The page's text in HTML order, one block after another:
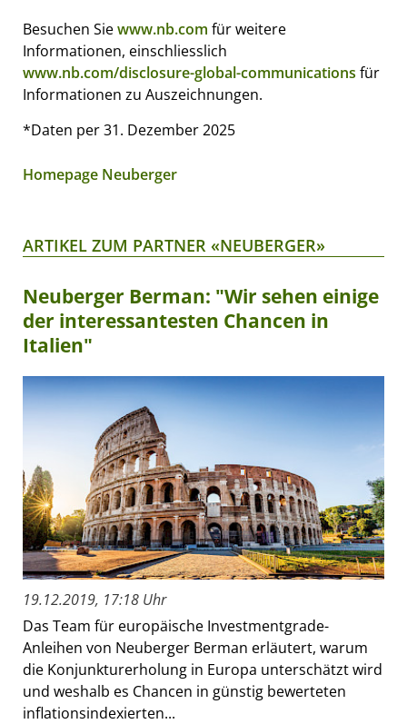
Besuchen Siewww.nb.com für weitere
Informationen, einschliesslich
www.nb.com/disclosure-global-communications für
Informationen zu Auszeichnungen.
*Daten per 31. Dezember 2025
Homepage Neuberger
ARTIKEL ZUM PARTNER «NEUBERGER»
Neuberger Berman: "Wir sehen einige
der interessantesten Chancen in
Italien"
19.12.2019, 17:18 Uhr
Das Team für europäische Investmentgrade-
Anleihen von Neuberger Berman erläutert, warum
die Konjunkturerholung in Europa unterschätzt wird
und weshalb es Chancen in günstig bewerteten
inflationsindexierten...